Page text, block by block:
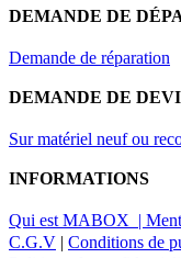
DEMANDE DE
Demande de réparation
DEMANDE DE
Sur matériel neuf ou
INFORMATIONS
Qui est MABOX |
C.G.V | Conditions de